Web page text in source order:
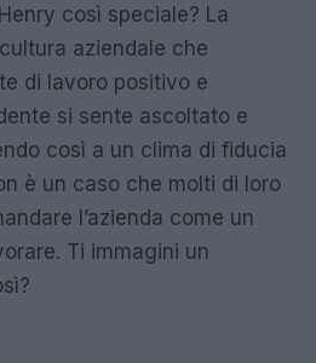
così speciale? La
aziendale che
di lavoro positivo e
si sente ascoltato e
così a un clima di fiducia
è un caso che molti di loro
l’azienda come un
Ti immagini un